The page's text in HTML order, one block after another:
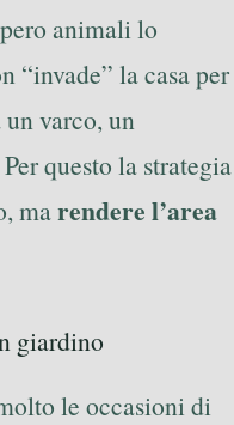
animali lo
“invade” la casa per
varco, un
questo la strategia
marendere l’area
giardino
le occasioni di